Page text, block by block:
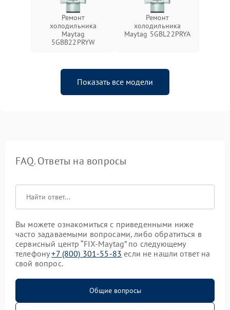
Ремонт
холодильника
Maytag
5GBB22PRYW
Ремонт
холодильника
Maytag 5GBL22PRYA
Показать все модели
FAQ. Ответы на вопросы
Вы можете ознакомиться с приведенными ниже
часто задаваемыми вопросами, либо обратиться в
сервисный центр “FIX-Maytag” по следующему
телефону+7 (800) 301-55-83 если не нашли ответ на
свой вопрос.
Общие вопросы